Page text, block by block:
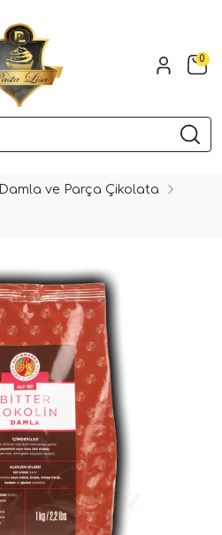
0
Damla ve Parça Çikolata